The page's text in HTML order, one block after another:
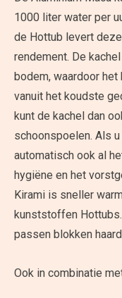
1000 liter water per
de Hottub levert
rendement. De
bodem, waardoor
vanuit het koudste
kunt de kachel dan
schoonspoelen. Als
automatisch ook al
hygiëne en het
Kirami is sneller
kunststoffen
passen blokken
Ook in combinatie